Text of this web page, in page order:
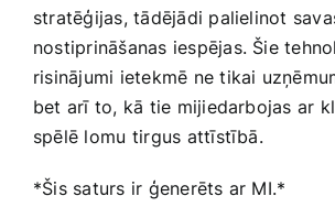
stratēģijas, tādējādi‌ palielinot
nostiprināšanas iespējas. Šie
risinājumi ietekmē ne tikai
bet arī to, kā tie mijiedarbojas ar
spēlē ‌lomu ⁣tirgus attīstībā.
*Šis saturs ir ģenerēts ar ‌MI.*